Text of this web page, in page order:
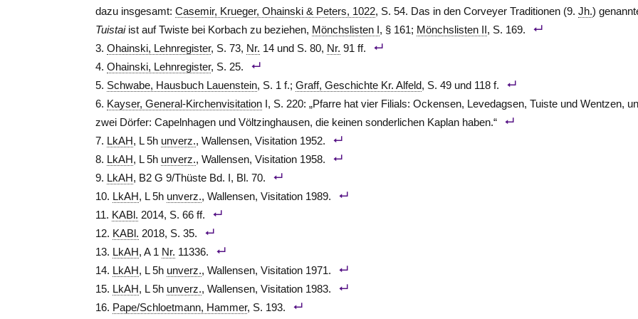
dazu insgesamt:Casemir, Krueger, Ohainski & Peters, 1022, S. 54. Das in den Corveyer Traditionen (9.Jh.)
Tuistaiist auf Twiste bei Korbach zu beziehen, Mönchslisten I, § 161; Mönchslisten II, S. 169.
Ohainski, Lehnregister, S. 73, Nr. 14 und S. 80, Nr. 91 ff.
Ohainski, Lehnregister, S. 25.
Schwabe, Hausbuch Lauenstein, S. 1 f.;Graff, Geschichte Kr. Alfeld, S. 49 und 118 f.
Kayser, General-Kirchenvisitation I, S. 220: „Pfarre hat vier Filials: Ockensen, Levedagsen, Tuiste und Wentzen,
zwei Dörfer: Capelnhagen und Völtzinghausen, die keinen sonderlichen Kaplan haben.“
LkAH, L 5h unverz., Wallensen, Visitation 1952.
LkAH, L 5h unverz., Wallensen, Visitation 1958.
LkAH, B2 G 9/Thüste Bd. I, Bl. 70.
LkAH, L 5h unverz., Wallensen, Visitation 1989.
KABl. 2014, S. 66 ff.
KABl. 2018, S. 35.
LkAH, A 1 Nr. 11336.
LkAH, L 5h unverz., Wallensen, Visitation 1971.
LkAH, L 5h unverz., Wallensen, Visitation 1983.
Pape/Schloetmann, Hammer, S. 193.